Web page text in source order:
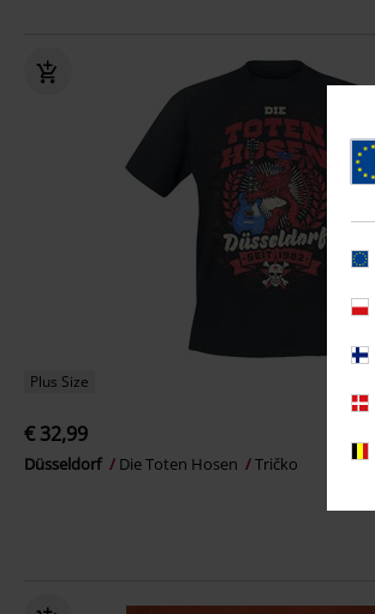
Plus Size
€ 32,99
Düsseldorf Die Toten Hosen Tričko